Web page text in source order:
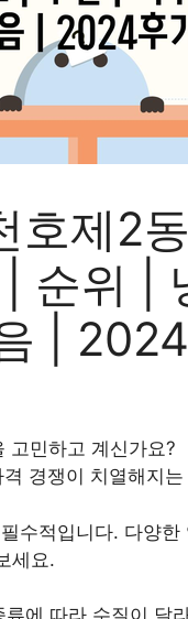
제2
순위 |
|
고민하고 계신가요?
경쟁이 치열해지
수적입니다. 다양
세요.